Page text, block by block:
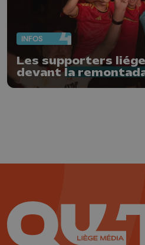
INFOS
Les supporters
devant la
Rouges